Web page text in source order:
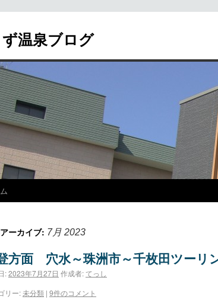
温泉ブログ
ーカイブ: 7月 2023
方面 穴水～珠洲市～千枚田ツーリ
:2023年7月27日 作成者:てっし
リー:未分類 | 9件のコメント